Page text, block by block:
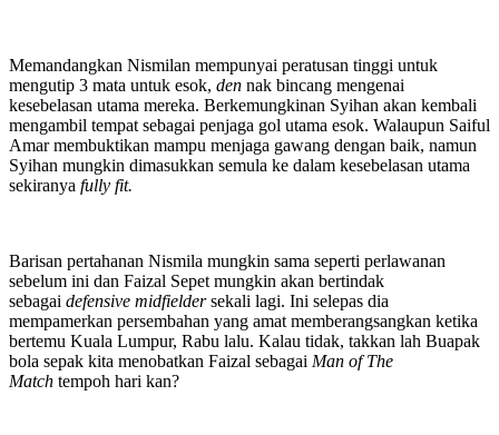
Memandangkan Nismilan mempunyai peratusan tinggi untuk
mengutip 3 mata untuk esok, den nak bincang mengenai
kesebelasan utama mereka. Berkemungkinan Syihan akan kembali
mengambil tempat sebagai penjaga gol utama esok. Walaupun Saiful
Amar membuktikan mampu menjaga gawang dengan baik, namun
Syihan mungkin dimasukkan semula ke dalam kesebelasan utama
sekiranya fully fit.
Barisan pertahanan Nismila mungkin sama seperti perlawanan
sebelum ini dan Faizal Sepet mungkin akan bertindak
sebagai defensive midfieldersekali lagi. Ini selepas dia
mempamerkan persembahan yang amat memberangsangkan ketika
bertemu Kuala Lumpur, Rabu lalu. Kalau tidak, takkan lah Buapak
bola sepak kita menobatkan Faizal sebagai Man of The
Match tempoh hari kan?